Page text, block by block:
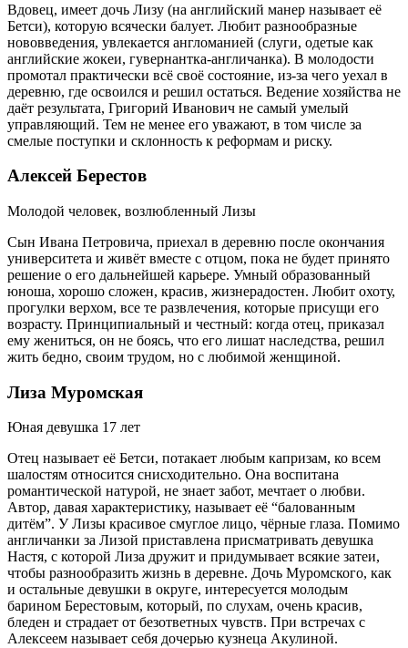
Вдовец, имеет дочь Лизу (на английский манер называет её
Бетси), которую всячески балует. Любит разнообразные
нововведения, увлекается англоманией (слуги, одетые как
английские жокеи, гувернантка-англичанка). В молодости
промотал практически всё своё состояние, из-за чего уехал в
деревню, где освоился и решил остаться. Ведение хозяйства не
даёт результата, Григорий Иванович не самый умелый
управляющий. Тем не менее его уважают, в том числе за
смелые поступки и склонность к реформам и риску.
Алексей Берестов
Молодой человек, возлюбленный Лизы
Сын Ивана Петровича, приехал в деревню после окончания
университета и живёт вместе с отцом, пока не будет принято
решение о его дальнейшей карьере. Умный образованный
юноша, хорошо сложен, красив, жизнерадостен. Любит охоту,
прогулки верхом, все те развлечения, которые присущи его
возрасту. Принципиальный и честный: когда отец, приказал
ему жениться, он не боясь, что его лишат наследства, решил
жить бедно, своим трудом, но с любимой женщиной.
Лиза Муромская
Юная девушка 17 лет
Отец называет её Бетси, потакает любым капризам, ко всем
шалостям относится снисходительно. Она воспитана
романтической натурой, не знает забот, мечтает о любви.
Автор, давая характеристику, называет её “балованным
дитём”. У Лизы красивое смуглое лицо, чёрные глаза. Помимо
англичанки за Лизой приставлена присматривать девушка
Настя, с которой Лиза дружит и придумывает всякие затеи,
чтобы разнообразить жизнь в деревне. Дочь Муромского, как
и остальные девушки в округе, интересуется молодым
барином Берестовым, который, по слухам, очень красив,
бледен и страдает от безответных чувств. При встречах с
Алексеем называет себя дочерью кузнеца Акулиной.